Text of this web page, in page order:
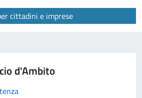
cittadini e imprese
d'Ambito